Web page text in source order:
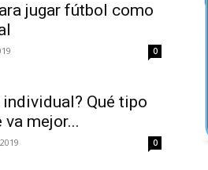
jugar fútbol como
0
individual? Qué tipo
mejor...
0